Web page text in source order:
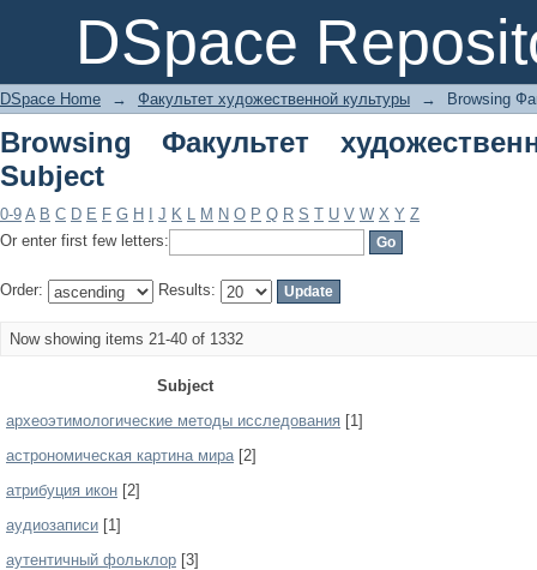
DSpace
Browsing Факультет
DSpace Home → Факультет художественной культуры → Browsing
Browsing Факультет
Subject
0-9 A B C D E F G H J K L M N O P Q R S T U V W X Y Z
Or enter first few letters:
Order: Results:
Now showing items 21-40 of 1332
Subject
археоэтимологические методы исследования [1]
астрономическая картина мира[2]
атрибуция икон [2]
аудиозаписи [1]
аутентичный фольклор [3]